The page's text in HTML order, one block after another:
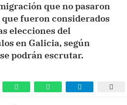
que no pasaron
fueron considerados
elecciones del
en Galicia, según
podrán escrutar.